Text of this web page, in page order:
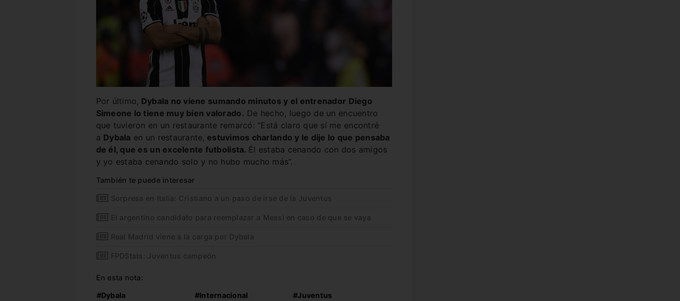
Por último, Dybala no viene sumando minutos y el entrenador Diego
Simeone lo tiene muy bien valorado. De hecho, luego de un encuentro
que tuvieron en un restaurante remarcó: “Está claro que sí me encontré
a Dybala en un restaurante, estuvimos charlando y le dije lo que pensaba
de él, que es un excelente futbolista. Él estaba cenando con dos amigos
y yo estaba cenando solo y no hubo mucho más”.
También te puede interesar
Sorpresa en Italia: Cristiano a un paso de irse de la Juventus
El argentino candidato para reemplazar a Messi en caso de que se vaya
Real Madrid viene a la carga por Dybala
FPDStats: Juventus campeón
En esta nota:
#Dybala #Internacional #Juventus